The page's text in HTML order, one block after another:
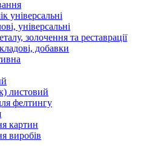
універсальні
універсальні
золочення та реставрації
добавки
листовий
фелтингу
картин
виробів